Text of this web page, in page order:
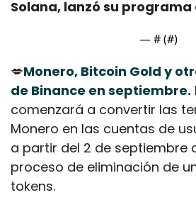
Solana, lanzó su
— # (#)
💋Monero, Bitcoin Gold y
de Binance en septiembre.
comenzará a convertir las
Monero en las cuentas de
a partir del 2 de septiembre
proceso de eliminación de
tokens.